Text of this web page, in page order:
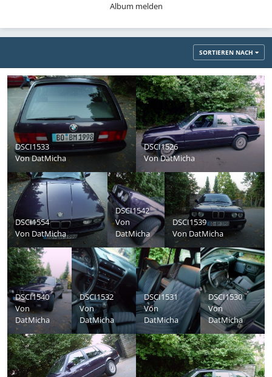
Album melden
SORTIEREN NACH
DSCI1533
VonDatMicha
DSCI1526
VonDatMicha
DSCI1554
Von DatMicha
DSCI1542
Von
DatMicha
DSCI1539
Von DatMicha
DSCI1540
Von
DatMicha
DSCI1532
Von
DatMicha
DSCI1531
Von
DatMicha
DSCI1530
Von
DatMicha